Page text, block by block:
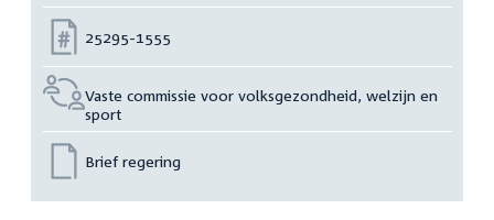
Nummer:
25295-1555
Vaste commissie voor volksgezondheid, welzijn en
sport
Brief regering